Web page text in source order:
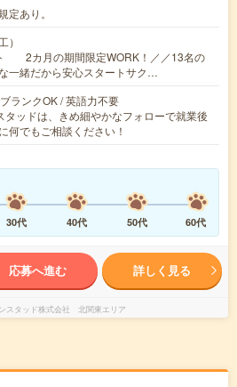
定あり。
）
2カ月の期間限定WORK！／／13名の
一緒だから安心スタートサク…
ランクOK / 英語力不要
タッドは、きめ細やかなフォローで就業後
何でもご相談ください！
30代 40代 50代 60代
応募へ進む 詳しく見る
スタッド株式会社 北関東エリア